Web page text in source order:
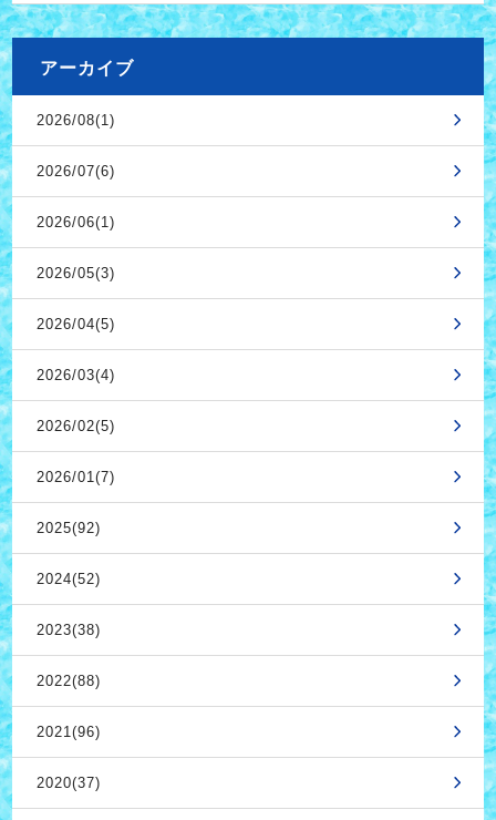
アーカイブ
2026/08(1)
2026/07(6)
2026/06(1)
2026/05(3)
2026/04(5)
2026/03(4)
2026/02(5)
2026/01(7)
2025(92)
2024(52)
2023(38)
2022(88)
2021(96)
2020(37)